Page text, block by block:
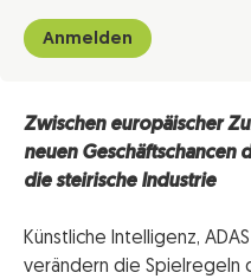
Anmelden
Zwischen europäischer
neuen Geschäftschancen
die steirische Industrie
Künstliche Intelligenz,
verändern die Spielregeln